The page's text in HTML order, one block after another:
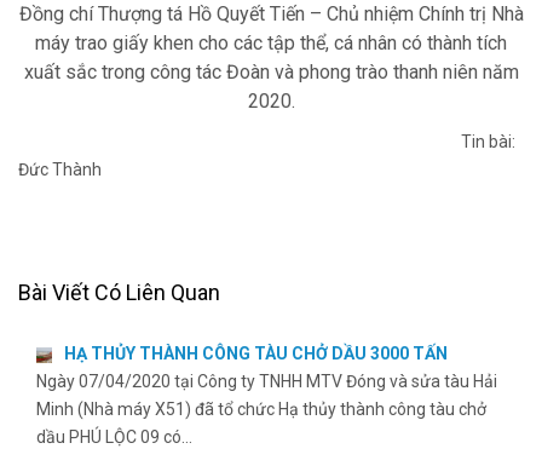
Đồng chí Thượng tá Hồ Quyết Tiến – Chủ nhiệm Chính trị Nhà
máy trao giấy khen cho các tập thể, cá nhân có thành tích
xuất sắc trong công tác Đoàn và phong trào thanh niên năm
2020.
Tin bài:
Đức Thành
Bài Viết Có Liên Quan
HẠ THỦY THÀNH CÔNG TÀU CHỞ DẦU 3000 TẤN
Ngày 07/04/2020 tại Công ty TNHH MTV Đóng và sửa tàu Hải
Minh (Nhà máy X51) đã tổ chức Hạ thủy thành công tàu chở
dầu PHÚ LỘC 09 có…